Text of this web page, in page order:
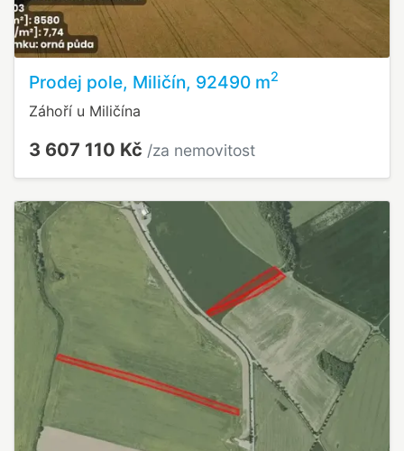
Prodej pole, Miličín, 92490 m2
Záhoří u Miličína
3 607 110 Kč /za nemovitost